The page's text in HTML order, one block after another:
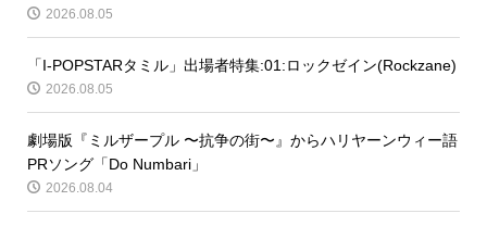
2026.08.05
「I-POPSTARタミル」出場者特集:01:ロックゼイン(Rockzane)
2026.08.05
劇場版『ミルザープル 〜抗争の街〜』からハリヤーンウィー語
PRソング「Do Numbari」
2026.08.04